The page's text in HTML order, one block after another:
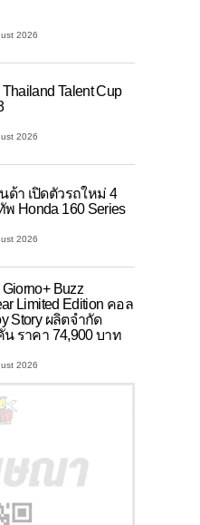
2026
Thailand Talent Cup
2026
ด้า เปิดตัวรถใหม่ 4
Honda 160 Series
2026
Giorno+ Buzz
Limited Edition คอล
Story ผลิตจำกัด
น ราคา 74,900 บาท
2026